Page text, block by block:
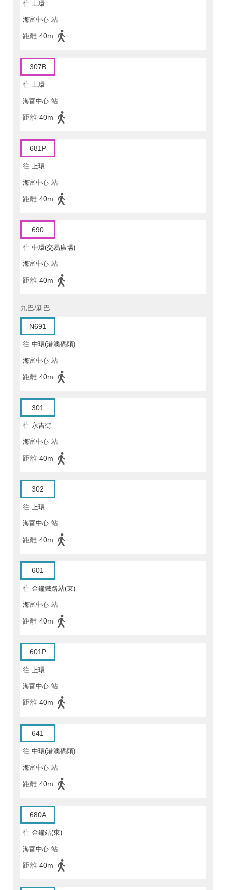
往 上環
海富中心 站
距離 40m
307B
往 上環
海富中心 站
距離 40m
681P
往 上環
海富中心 站
距離 40m
690
往 中環(交易廣場)
海富中心 站
距離 40m
九巴/新巴
N691
往 中環(港澳碼頭)
海富中心 站
距離 40m
301
往 永吉街
海富中心 站
距離 40m
302
往 上環
海富中心 站
距離 40m
601
往 金鐘鐵路站(東)
海富中心 站
距離 40m
601P
往 上環
海富中心 站
距離 40m
641
往 中環(港澳碼頭)
海富中心 站
距離 40m
680A
往 金鐘站(東)
海富中心 站
距離 40m